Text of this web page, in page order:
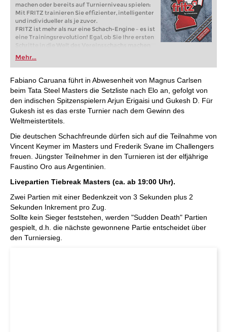
machen oder bereits auf Turnierniveau spielen:
Mit FRITZ trainieren Sie effizienter, intelligenter
und individueller als je zuvor.
FRITZ ist mehr als nur eine Schach-Engine – es ist
eine Trainingsrevolution! Egal, ob Sie Ihre ersten
Schritte in die Welt des Vereinsschachs machen
oder bereits auf Turnierniveau spielen: Mit
FRITZ trainieren Sie effizienter, intelligenter und
individueller als je zuvor.
Mehr...
Fabiano Caruana führt in Abwesenheit von Magnus Carlsen
beim Tata Steel Masters die Setzliste nach Elo an, gefolgt von
den indischen Spitzenspielern Arjun Erigaisi und Gukesh D. Für
Gukesh ist es das erste Turnier nach dem Gewinn des
Weltmeistertitels.
Die deutschen Schachfreunde dürfen sich auf die Teilnahme von
Vincent Keymer im Masters und Frederik Svane im Challengers
freuen. Jüngster Teilnehmer in den Turnieren ist der elfjährige
Faustino Oro aus Argentinien.
Livepartien Tiebreak Masters (ca. ab 19:00 Uhr).
Zwei Partien mit einer Bedenkzeit von 3 Sekunden plus 2
Sekunden Inkrement pro Zug.
Sollte kein Sieger feststehen, werden "Sudden Death" Partien
gespielt, d.h. die nächste gewonnene Partie entscheidet über
den Turniersieg.